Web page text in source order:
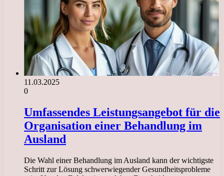
11.03.2025
0
Umfassendes Leistungsangebot für die
Organisation einer Behandlung im
Ausland
Die Wahl einer Behandlung im Ausland kann der wichtigste
Schritt zur Lösung schwerwiegender Gesundheitsprobleme